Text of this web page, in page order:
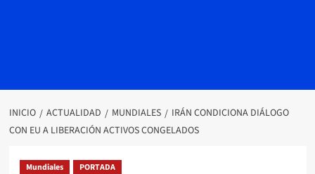
INICIO ACTUALIDAD MUNDIALES
IRÁN CONDICIONA DIÁLOGO
CON EU A LIBERACIÓN ACTIVOS CONGELADOS
Mundiales PORTADA